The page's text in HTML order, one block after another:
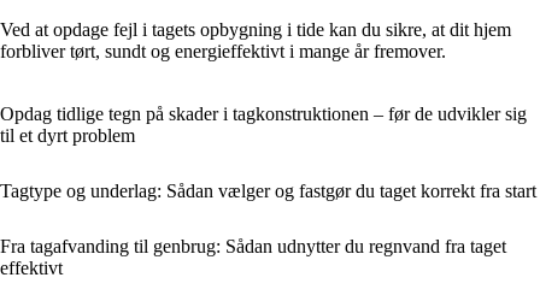
Ved at opdage fejl i tagets opbygning i tide kan du sikre, at dit hjem
forbliver tørt, sundt og energieffektivt i mange år fremover.
Opdag tidlige tegn på skader i tagkonstruktionen – før de udvikler sig
til et dyrt problem
Tagtype og underlag: Sådan vælger og fastgør du taget korrekt fra start
Fra tagafvanding til genbrug: Sådan udnytter du regnvand fra taget
effektivt